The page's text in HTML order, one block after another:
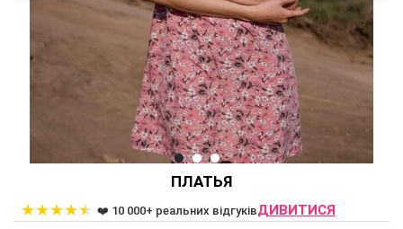
ПЛАТЬЯ
★★★★★ ❤️ 10 000+ реальних відгуківДИВИТИСЯ